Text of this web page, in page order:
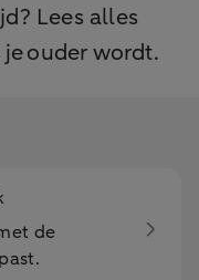
Lees alles
ouder wordt.
de